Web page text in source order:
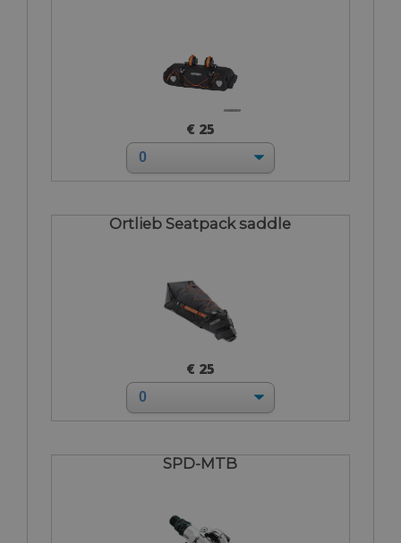
€ 25
Ortlieb Seatpack saddle
€ 25
SPD-MTB